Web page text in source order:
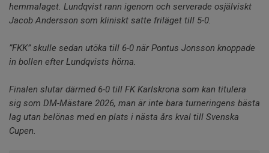
hemmalaget. Lundqvist rann igenom och serverade osjälviskt
Jacob Andersson som kliniskt satte friläget till 5-0.
”FKK” skulle sedan utöka till 6-0 när Pontus Jonsson knoppade
in bollen efter Lundqvists hörna.
Finalen slutar därmed 6-0 till FK Karlskrona som kan titulera
sig som DM-Mästare 2026, man är inte bara turneringens bästa
lag utan belönas med en plats i nästa års kval till Svenska
Cupen.